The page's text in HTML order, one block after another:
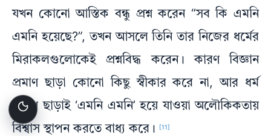
যখন কোনো আস্তিক বন্ধু প্রশ্ন করেন “সব কি এমনি
এমনি হয়েছে?”, তখন আসলে তিনি তার নিজের ধর্মের
মিরাকলগুলোকেই প্রশ্নবিদ্ধ করেন। কারণ বিজ্ঞান
প্রমাণ ছাড়া কোনো কিছু স্বীকার করে না, আর ধর্ম
প্রমাণ ছাড়াই ‘এমনি এমনি’ হয়ে যাওয়া অলৌকিকতায়
বিশ্বাস স্থাপন করতে বাধ্য করে।
[11]